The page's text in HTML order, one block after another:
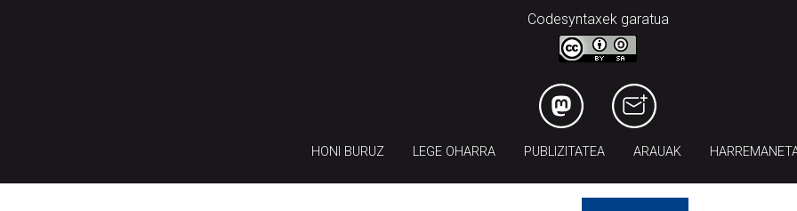
Codesyntaxek garatua
HONI BURUZ LEGE OHARRA PUBLIZITATEA ARAUAK